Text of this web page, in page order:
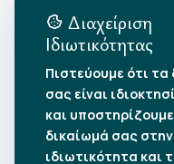
Αρχείο
•Αύγουστος
•Ιούλιος 2026
•Ιούνιος 2026
•Μάιος 2026
Διαχείριση
Ιδιωτικότητας
Πιστεύουμε ότι τα
σας είναι
και
δικαίωμά σας στην
ιδιωτικότητα και